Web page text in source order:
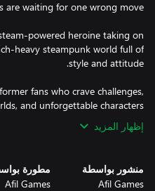
powered heroine taking on
heavy steampunk world full of
fans who crave challenges,
and unforgettable characters!
إظهار المزيد
منشور بواسطة
Afil Games
مطورة
Afil Games